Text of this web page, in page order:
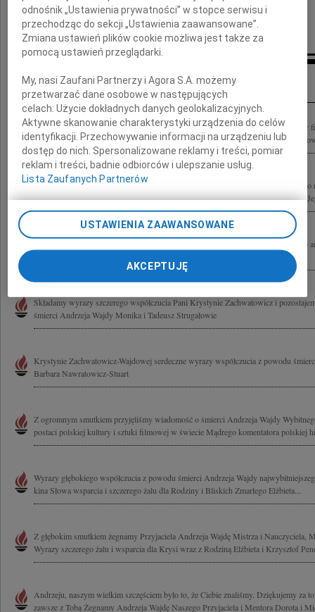
Inne kondolencje
Andrzej Wajda wielki Artysta i wspaniały Człowiek najwybitniejszy polski reżyser
2016 roku w wieku 90 lat i pochowany został na cmentarzu Salwatorskim w
Z największym żalem przyjęliśmy wiadomość o śmierci Andrzeja Wajdy
teatralnego, autora zapisu filmowego spektaklu Tadeusza Kantora "Umarła klasa".
Z ogromnym żalem i poczuciem wielkiej straty żegnam Andrzeja Wajdę wybitnego
naszego przyjaciela. Rodzinie i Bliskim składam wyrazy głębokiego współczucia...
Składamy wyrazy szczerego współczucia Pani Krystynie Zachwatowicz i
śmierci Andrzeja Wajdy Monika i Tadeusz Strugałowie
Krystynie Zachwatowicz-Wajdowej serdeczne wyrazy współczucia z powodu
Barbara Nawratowicz-Stuart
Z ogromnym smutkiem przyjęliśmy wiadomość o śmierci Andrzeja Wajdy
postaci polskiej kultury i sztuki filmowej w świecie Mądrego komentatora polskiej
Wyrazy głębokiego współczucia z powodu śmierci Andrzeja Wajdy
kina Słowa wsparcia i szczerego żalu dla Rodziny i Bliskich Zmarłego Elżbieta...
Z głębokim smutkiem żegnamy Przyjaciela Andrzeja Wajdę Mistrza i Nauczyciela,
Wyrazy szczerego żalu i wsparcia dla Krysi wraz z Rodziną Elżbieta i Krzysztof
Andrzeju, naszym wielkim szczęściem było to, że Ciebie znaliśmy. Dziękujemy za
zawsze z Tobą Żegnamy Andrzeja Wajdę Naszego Przyjaciela i Mentora Dorota i
odnośnik „Ustawienia prywatności” w stopce serwisu i
przechodząc do sekcji „Ustawienia zaawansowane”.
Zmiana ustawień plików cookie możliwa jest także za
pomocą ustawień przeglądarki.
My, nasi Zaufani Partnerzy i Agora S.A. możemy
przetwarzać dane osobowe w następujących
celach:Użycie dokładnych danych geolokalizacyjnych.
Aktywne skanowanie charakterystyki urządzenia do celów
identyfikacji. Przechowywanie informacji na urządzeniu lub
dostęp do nich. Spersonalizowane reklamy i treści, pomiar
reklam i treści, badnie odbiorców i ulepszanie usług.
Lista Zaufanych Partnerów
USTAWIENIA ZAAWANSOWANE
AKCEPTUJĘ